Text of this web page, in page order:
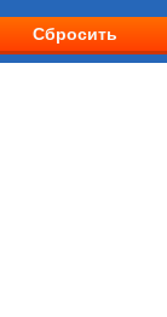
Сбросить